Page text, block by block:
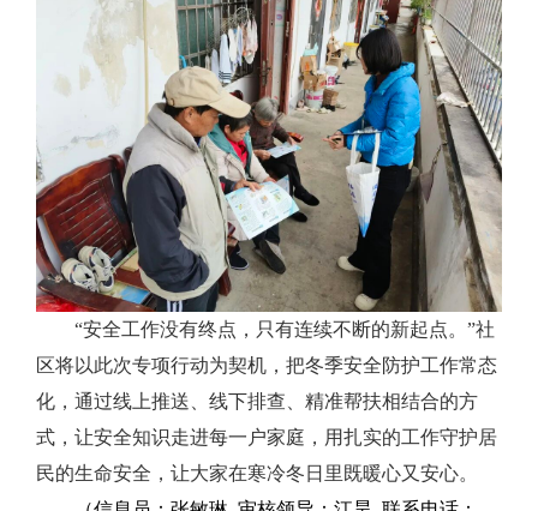
“安全工作没有终点，只有连续不断的新起点。”社
区将以此次专项行动为契机，把冬季安全防护工作常态
化，通过线上推送、线下排查、精准帮扶相结合的方
式，让安全知识走进每一户家庭，用扎实的工作守护居
民的生命安全，让大家在寒冷冬日里既暖心又安心。